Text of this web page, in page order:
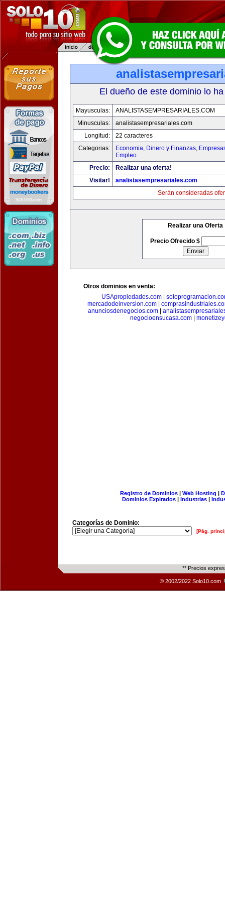
El dueño de este dominio lo
Mayusculas:
ANALISTASEMPRESARIALES.COM
Minusculas:
analistasempresariales.com
Longitud:
22 caracteres
Categorias:
Economia, Dinero y Finanzas,
Empleo
Precio:
Realizar una oferta!
Visitar!
analistasempresariales.com
Serán consideradas
Realizar una Oferta
Precio Ofrecido $
Otros dominios en venta:
USApropiedades.com
mercadodeinversion.com
anunciosdenegocios.com|
negocioensucasa.com|
Registro de Dominios| Web Hosting |
Dominios Expirados | Industrias |
Categorías de Dominio:
[Pág.
** Precios
© 2002/2022 Solo10.com